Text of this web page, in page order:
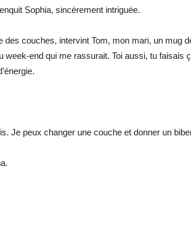
Sophia, sincèrement intriguée.
couches, intervint Tom, mon mari, un mug
week-end qui me rassurait. Toi aussi, tu faisais
Je peux changer une couche et donner un